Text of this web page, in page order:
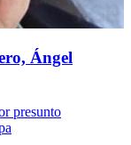
Ángel
presunto